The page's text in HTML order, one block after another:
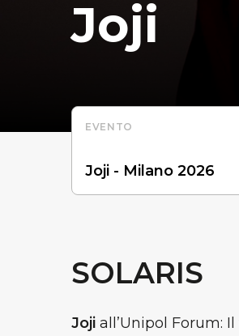
Joji
EVENTO
SOLARIS
Joji all’Unipol Forum: